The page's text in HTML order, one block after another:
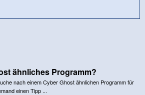
ähnliches Programm?
nach einem Cyber Ghost ähnlichen Programm für
einen Tipp ...